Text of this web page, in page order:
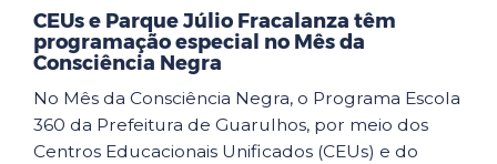
CEUs e Parque Júlio Fracalanza têm
programação especial no Mês da
Consciência Negra
No Mês da Consciência Negra, o Programa Escola
360 da Prefeitura de Guarulhos, por meio dos
Centros Educacionais Unificados (CEUs) e do